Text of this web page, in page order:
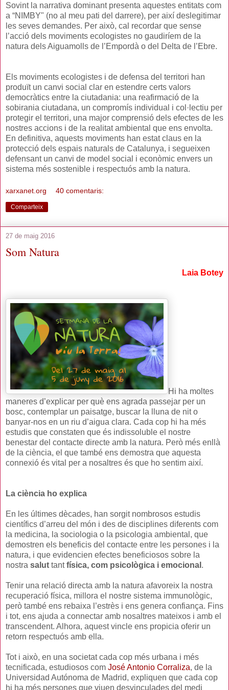
Sovint la narrativa dominant presenta aquestes entitats com
a “NIMBY" (no al meu pati del darrere), per així deslegitimar
les seves demandes. Per això, cal recordar que sense
l’acció dels moviments ecologistes no gaudiríem de la
natura dels Aiguamolls de l’Empordà o del Delta de l’Ebre.
Els moviments ecologistes i de defensa del territori han
produït un canvi social clar en estendre certs valors
democràtics entre la ciutadania: una reafirmació de la
sobirania ciutadana, un compromís individual i col·lectiu per
protegir el territori, una major comprensió dels efectes de les
nostres accions i de la realitat ambiental que ens envolta.
En definitiva, aquests moviments han estat claus en la
protecció dels espais naturals de Catalunya, i segueixen
defensant un canvi de model social i econòmic envers un
sistema més sostenible i respectuós amb la natura.
xarxanet.org 40 comentaris:
Comparteix
27 de maig 2016
Som Natura
Laia Botey
Hi ha moltes
maneres d’explicar per què ens agrada passejar per un
bosc, contemplar un paisatge, buscar la lluna de nit o
banyar-nos en un riu d’aigua clara. Cada cop hi ha més
estudis que constaten que és indissoluble el nostre
benestar del contacte directe amb la natura. Però més enllà
de la ciència, el que també ens demostra que aquesta
connexió és vital per a nosaltres és que ho sentim així.
La ciència ho explica
En les últimes dècades, han sorgit nombrosos estudis
científics d’arreu del món i des de disciplines diferents com
la medicina, la sociologia o la psicologia ambiental, que
demostren els beneficis del contacte entre les persones i la
natura, i que evidencien efectes beneficiosos sobre la
nostra salut tantfísica, com psicològica i emocional .
Tenir una relació directa amb la natura afavoreix la nostra
recuperació física, millora el nostre sistema immunològic,
però també ens rebaixa l’estrès i ens genera confiança. Fins
i tot, ens ajuda a connectar amb nosaltres mateixos i amb el
transcendent. Alhora, aquest vincle ens propicia oferir un
retorn respectuós amb ella.
Tot i això, en una societat cada cop més urbana i més
tecnificada, estudiosos com José Antonio Corraliza, de la
Universidad Autónoma de Madrid, expliquen que cada cop
hi ha més persones que viuen desvinculades del medi